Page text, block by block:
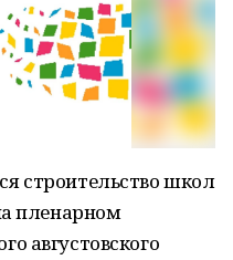
строительство школ
пленарном
августовского